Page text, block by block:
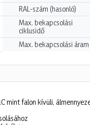
RAL-szám (hasonló)
Max. bekapcsolási
ciklusidő
Max. bekapcsolási áram
mint falon kívüli,